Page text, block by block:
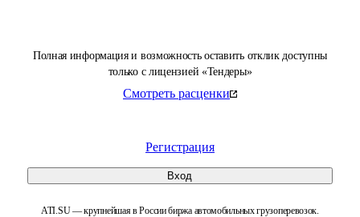
Полная информация и возможность оставить отклик доступны
только с лицензией «Тендеры»
Смотреть расценки
Регистрация
Вход
ATI.SU — крупнейшая в России биржа автомобильных грузоперевозок.